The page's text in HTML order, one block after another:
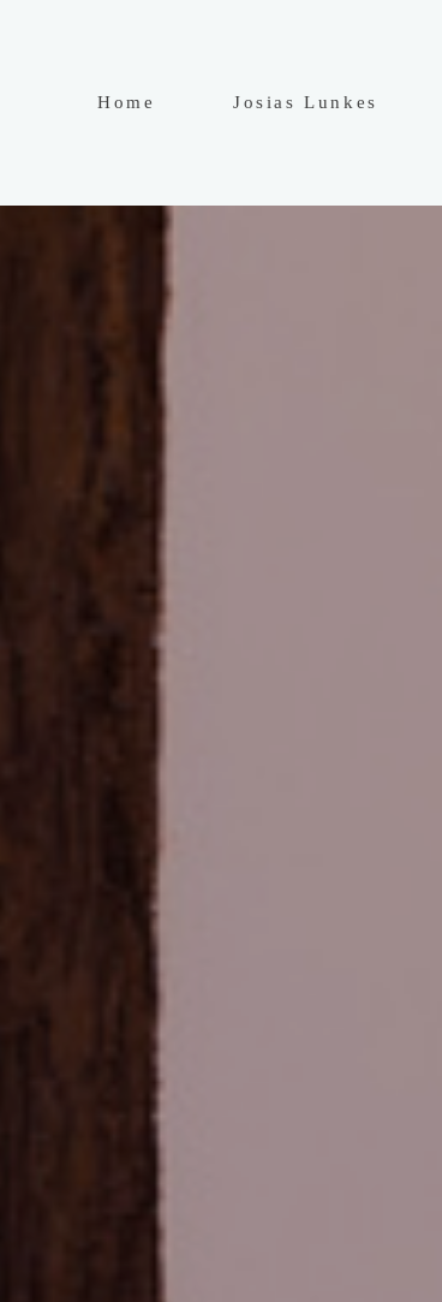
Home Josias Lunkes